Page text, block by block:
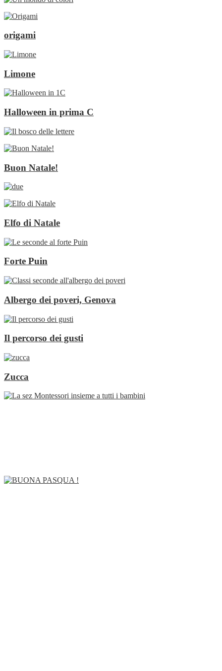
origami
Limone
Halloween in prima C
Buon Natale!
Elfo di Natale
Forte Puin
Albergo dei poveri, Genova
Il percorso dei gusti
Zucca